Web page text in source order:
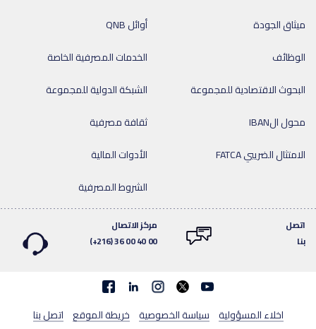
أوائل QNB
ميثاق الجودة
الخدمات المصرفية الخاصة
الوظائف
الشبكة الدولية للمجموعة
البحوث الاقتصادية للمجموعة
ثقافة مصرفية
محول الIBAN
الأدوات المالية
الامتثال الضريبي FATCA
الشروط المصرفية
اتصل
بنا
مركز الاتصال
(+216) 36 00 40 00
Facebooklinkedin
اتصل بنا خريطة الموقع سياسة الخصوصية اخلاء المسؤولية